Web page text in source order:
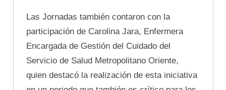
Las Jornadas también contaron con la
participación de Carolina Jara, Enfermera
Encargada de Gestión del Cuidado del
Servicio de Salud Metropolitano Oriente,
quien destacó la realización de esta iniciativa